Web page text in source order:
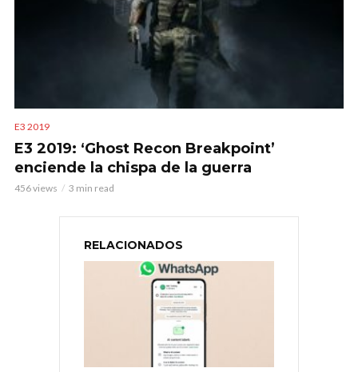
E3 2019
E3 2019: ‘Ghost Recon Breakpoint’
enciende la chispa de la guerra
456 views 3 min read
RELACIONADOS